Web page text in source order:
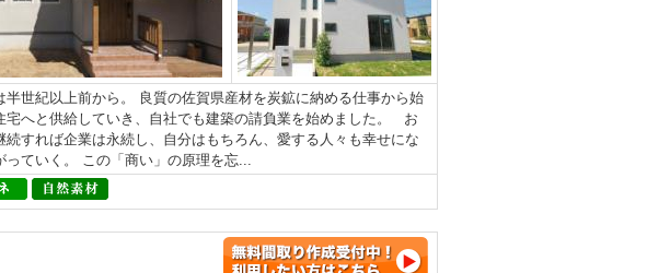
世紀以上前から。 良質の佐賀県産材を炭鉱に納める仕事から始
宅へと供給していき、自社でも建築の請負業を始めました。 お
すれば企業は永続し、自分はもちろん、愛する人々も幸せにな
ていく。 この「商い」の原理を忘...